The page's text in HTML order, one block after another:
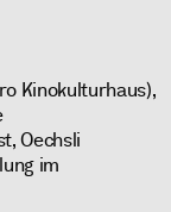
Kinokulturhaus),
Oechsli
im